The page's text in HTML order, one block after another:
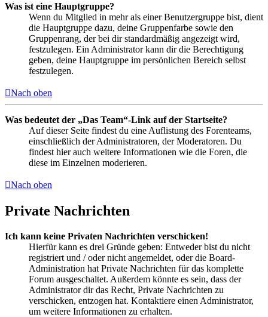
Was ist eine Hauptgruppe?
Wenn du Mitglied in mehr als einer Benutzergruppe bist, dient
die Hauptgruppe dazu, deine Gruppenfarbe sowie den
Gruppenrang, der bei dir standardmäßig angezeigt wird,
festzulegen. Ein Administrator kann dir die Berechtigung
geben, deine Hauptgruppe im persönlichen Bereich selbst
festzulegen.
Nach oben
Was bedeutet der „Das Team“-Link auf der Startseite?
Auf dieser Seite findest du eine Auflistung des Forenteams,
einschließlich der Administratoren, der Moderatoren. Du
findest hier auch weitere Informationen wie die Foren, die
diese im Einzelnen moderieren.
Nach oben
Private Nachrichten
Ich kann keine Privaten Nachrichten verschicken!
Hierfür kann es drei Gründe geben: Entweder bist du nicht
registriert und / oder nicht angemeldet, oder die Board-
Administration hat Private Nachrichten für das komplette
Forum ausgeschaltet. Außerdem könnte es sein, dass der
Administrator dir das Recht, Private Nachrichten zu
verschicken, entzogen hat. Kontaktiere einen Administrator,
um weitere Informationen zu erhalten.